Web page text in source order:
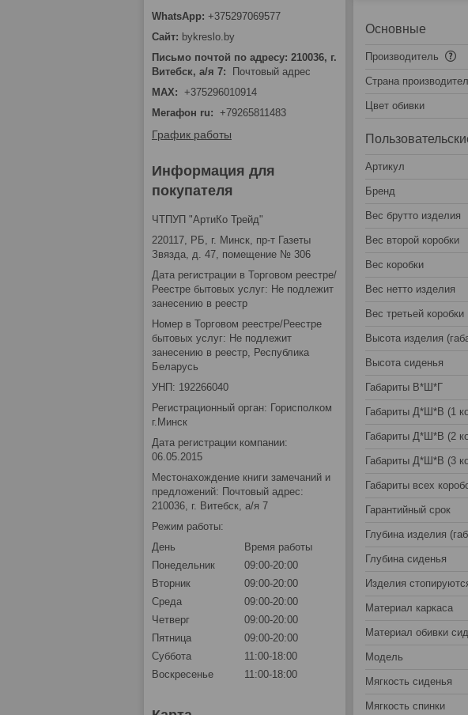
Основные
Производитель
Страна
Цвет обивки
Артикул
Бренд
Вес брутто изделия
Вес второй коробки
Вес коробки
Вес нетто изделия
Вес третьей коробки
Высота изделия
Высота сиденья
Габариты В*Ш*Г
Габариты Д*Ш*В (1
Габариты Д*Ш*В (2
Габариты Д*Ш*В (3
Габариты всех
Гарантийный срок
Глубина изделия
Глубина сиденья
Изделия
Материал каркаса
Материал обивки
Модель
Мягкость сиденья
Мягкость спинки
+375297069577
bykreslo.by
Письмо почтой по адресу: 210036, г.
Витебск, а/я 7
Почтовый адрес
MAX
+375296010914
Мегафон ru
+79265811483
График работы
Информация для
покупателя
ЧТПУП "АртиКо Трейд"
220117, РБ, г. Минск, пр-т Газеты
Звязда, д. 47, помещение № 306
Дата регистрации в Торговом реестре/
Реестре бытовых услуг: Не подлежит
занесению в реестр
Номер в Торговом реестре/Реестре
бытовых услуг: Не подлежит
занесению в реестр, Республика
Беларусь
УНП: 192266040
Регистрационный орган: Горисполком
г.Минск
Дата регистрации компании:
06.05.2015
Местонахождение книги замечаний и
предложений: Почтовый адрес:
210036, г. Витебск, а/я 7
Режим работы:
День
Время работы
Понедельник
09:00-20:00
Вторник
09:00-20:00
Среда
09:00-20:00
Четверг
09:00-20:00
Пятница
09:00-20:00
Суббота
11:00-18:00
Воскресенье
11:00-18:00